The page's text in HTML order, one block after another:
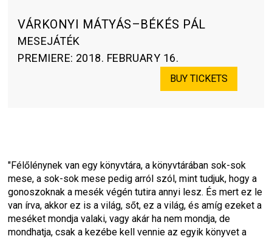
VÁRKONYI MÁTYÁS–BÉKÉS PÁL
MESEJÁTÉK
PREMIERE: 2018. FEBRUARY 16.
BUY TICKETS
"Félőlénynek van egy könyvtára, a könyvtárában sok-sok
mese, a sok-sok mese pedig arról szól, mint tudjuk, hogy a
gonoszoknak a mesék végén tutira annyi lesz. És mert ez le
van írva, akkor ez is a világ, sőt, ez a világ, és amíg ezeket a
meséket mondja valaki, vagy akár ha nem mondja, de
mondhatja, csak a kezébe kell vennie az egyik könyvet a